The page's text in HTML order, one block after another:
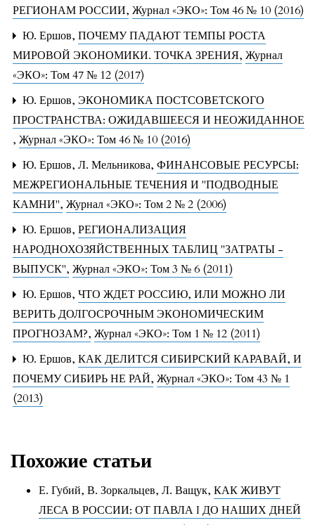
РЕГИОНАМ РОССИИ, Журнал «ЭКО»: Том 46 № 10 (2016)
Ю. Ершов, ПОЧЕМУ ПАДАЮТ ТЕМПЫ РОСТА
МИРОВОЙ ЭКОНОМИКИ. ТОЧКА ЗРЕНИЯ, Журнал
«ЭКО»: Том 47 № 12 (2017)
Ю. Ершов, ЭКОНОМИКА ПОСТСОВЕТСКОГО
ПРОСТРАНСТВА: ОЖИДАВШЕЕСЯ И НЕОЖИДАННОЕ
, Журнал «ЭКО»: Том 46 № 10 (2016)
Ю. Ершов, Л. Мельникова, ФИНАНСОВЫЕ РЕСУРСЫ:
МЕЖРЕГИОНАЛЬНЫЕ ТЕЧЕНИЯ И "ПОДВОДНЫЕ
КАМНИ", Журнал «ЭКО»: Том 2 № 2 (2006)
Ю. Ершов, РЕГИОНАЛИЗАЦИЯ
НАРОДНОХОЗЯЙСТВЕННЫХ ТАБЛИЦ "ЗАТРАТЫ -
ВЫПУСК", Журнал «ЭКО»: Том 3 № 6 (2011)
Ю. Ершов, ЧТО ЖДЕТ РОССИЮ, ИЛИ МОЖНО ЛИ
ВЕРИТЬ ДОЛГОСРОЧНЫМ ЭКОНОМИЧЕСКИМ
ПРОГНОЗАМ?, Журнал «ЭКО»: Том 1 № 12 (2011)
Ю. Ершов, КАК ДЕЛИТСЯ СИБИРСКИЙ КАРАВАЙ, И
ПОЧЕМУ СИБИРЬ НЕ РАЙ, Журнал «ЭКО»: Том 43 № 1
(2013)
Похожие статьи
Е. Губий, В. Зоркальцев, Л. Ващук, КАК ЖИВУТ
ЛЕСА В РОССИИ: ОТ ПАВЛА I ДО НАШИХ ДНЕЙ